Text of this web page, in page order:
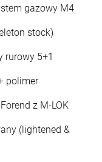
gazowy M4
stock)
rurowy 5+1
polimer
z M-LOK
(lightened &